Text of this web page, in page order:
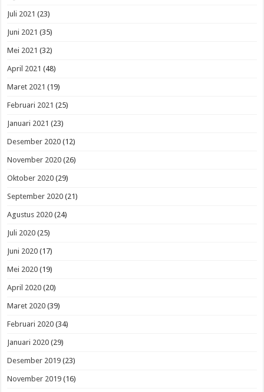
Juli 2021 (23)
Juni 2021 (35)
Mei 2021 (32)
April 2021 (48)
Maret 2021 (19)
Februari 2021 (25)
Januari 2021 (23)
Desember 2020 (12)
November 2020 (26)
Oktober 2020 (29)
September 2020 (21)
Agustus 2020 (24)
Juli 2020 (25)
Juni 2020 (17)
Mei 2020 (19)
April 2020 (20)
Maret 2020 (39)
Februari 2020 (34)
Januari 2020 (29)
Desember 2019 (23)
November 2019 (16)